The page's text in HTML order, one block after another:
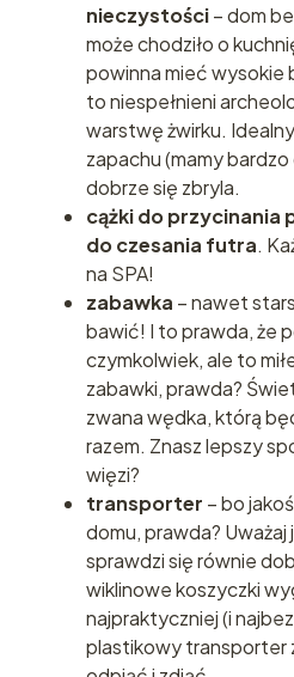
nieczystości– dom
może chodziło o
powinna mieć wysokie
to niespełnieni
warstwę żwirku.
zapachu (mamy
dobrze się zbryla.
cążki do przycinania
do czesania futra.
na SPA!
zabawka – nawet
bawić! I to prawda, że
czymkolwiek, ale to
zabawki, prawda?
zwana wędka, którą
razem. Znasz lepszy
więzi?
transporter – bo
domu, prawda?
sprawdzi się równie
wiklinowe koszyczki
najpraktyczniej (i
plastikowy transporter